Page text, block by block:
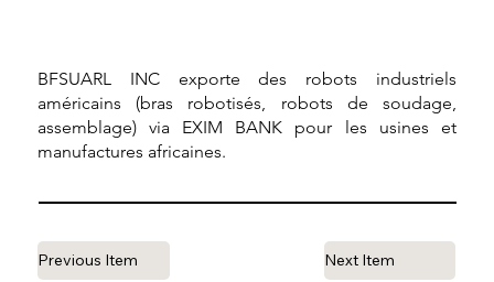
BFSUARL INC exporte des robots industriels
américains (bras robotisés, robots de soudage,
assemblage) via EXIM BANK pour les usines et
manufactures africaines.
Previous Item Next Item